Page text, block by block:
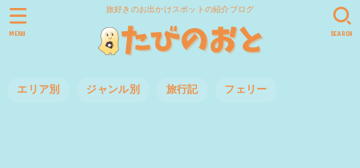
旅好きのお出かけスポットの紹介ブログ
エリア別 ジャンル別 旅行記 フェリー
SEARCH
MENU